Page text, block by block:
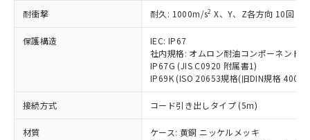
耐衝撃 耐久: 1000m/s2 X、Y、Z各方向 10回
保護構造
IEC: IP67
社内規格: オムロン耐油コンポーネント
IP67G (JIS C0920 附属書1)
IP69K (ISO 20653規格(旧DIN規格
接続方式 コード引き出しタイプ (5m)
材質
ケース: 黄銅 ニッケルメッキ
覧された時点での実際の在庫および標
準価格とは異なる場合があることをご
了承ください。
正式な納期状況および標準価格はお客
様のお取引先、またはお客様担当のオ
ムロン制御機器販売店・当社販売員に
ご相談ください。
オムロン制御機器販売店や当社販売拠
販売ネットワーク
」をご確認
鉛(Pb) 1000ppm以下、 水銀(Hg) 1000ppm以下、 カド
ミウム(Cd) 100ppm以下、
六価クロム(Cr(Ⅵ)) 1000ppm以下、ポリ臭化ビフェニル
類(PBB) 1000ppm以下、ポリ臭化ジフェニルエーテル類
(PBDE) 1000ppm以下、フタル酸ビス(2-エチルヘキシ
ル) (DEHP)(別名：DOP) 1000ppm以下、フタル酸ブチ
ルベンジル（BBP） 1000ppm以下、フタル酸ジブチル
（DBP） 1000ppm以下、フタル酸ジイソブチル
適用除外項目は除く。
フタル酸エステル類の４物質については閾値を超える意
図的な使用がないことを確認しています。
*中国RoHS10物質の基準値 (GB/T26572)：
Pb(鉛) :1000ppm、 Hg(水銀) : 1000ppm、 Cd(カドミウ
Cr(Ⅵ)(六価クロム) : 1000ppm、 PBBs(ポリ臭化ビフェ
ニル類) : 1000ppm、 PBDEs(ポリ臭化ジフェニルエーテ
DBP(フタル酸ジブチル) : 1000ppm、 DIBP(フタル酸ジ
イソブチル) : 1000ppm、 BBP(フタル酸ブチルベンジ
DEHP(フタル酸ビス(2-エチルヘキシル)) : 1000ppm
国政府の輸出許可(または役務取引許
可)を取得するなどの必要な手続きを
当社は規制貨物を破棄する場合は、完
全に破砕するなど、違法に輸出されな
いよう必要な手段を講じます。
当社は貴社製品を、核兵器、ミサイ
ル、化学兵器、生物兵器またはその他
武器並びにこれらの製造装置等に一切
一定数以上の在庫あり
一定数には満たないが在庫あり
在庫なし(最新の在庫状況につ
いては、お客様のお取引先、ま